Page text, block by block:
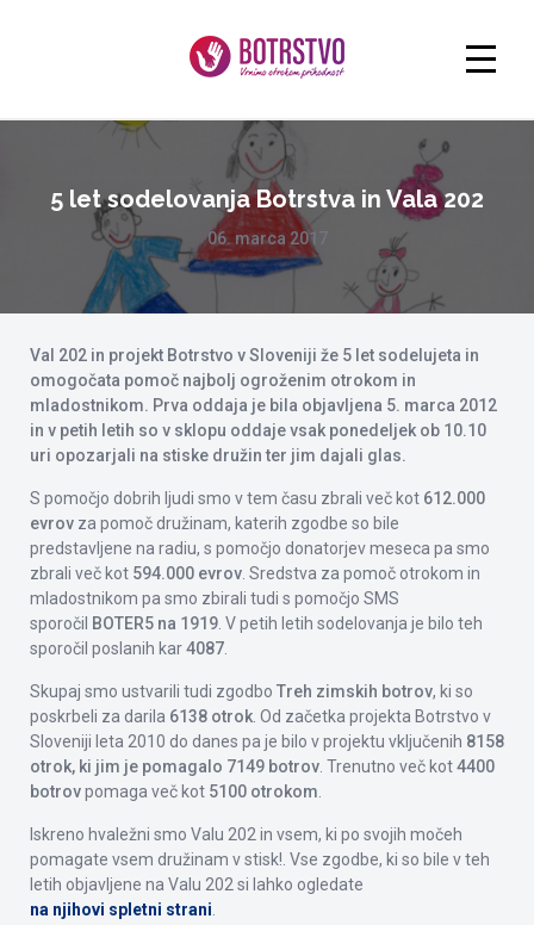
5 let sodelovanja Botrstva in Vala 202
06. marca 2017
Val 202 in projekt Botrstvo v Sloveniji že 5 let sodelujeta in
omogočata pomoč najbolj ogroženim otrokom in
mladostnikom. Prva oddaja je bila objavljena 5. marca 2012
in v petih letih so v sklopu oddaje vsak ponedeljek ob 10.10
uri opozarjali na stiske družin ter jim dajali glas.
S pomočjo dobrih ljudi smo v tem času zbrali več kot 612.000
evrov za pomoč družinam, katerih zgodbe so bile
predstavljene na radiu, s pomočjo donatorjev meseca pa smo
zbrali več kot 594.000 evrov. Sredstva za pomoč otrokom in
mladostnikom pa smo zbirali tudi s pomočjo SMS
sporočil BOTER5 na 1919. V petih letih sodelovanja je bilo teh
sporočil poslanih kar4087.
Skupaj smo ustvarili tudi zgodbo Treh zimskih botrov, ki so
poskrbeli za darila 6138 otrok. Od začetka projekta Botrstvo v
Sloveniji leta 2010 do danes pa je bilo v projektu vključenih 8158
otrok, ki jim je pomagalo 7149 botrov. Trenutno več kot4400
botrovpomaga več kot 5100 otrokom.
Iskreno hvaležni smo Valu 202 in vsem, ki po svojih močeh
pomagate vsem družinam v stisk!. Vse zgodbe, ki so bile v teh
letih objavljene na Valu 202 si lahko ogledate
na njihovi spletni strani.